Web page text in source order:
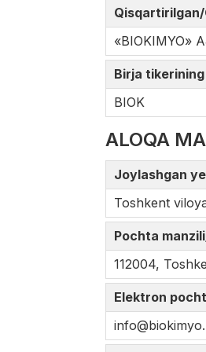
«BIOKIMYO»
Birja
BIOK
ALOQA
Joylashgan
Toshkent
Pochta
112004,
Elektron